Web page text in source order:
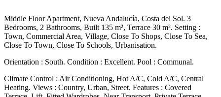
Middle Floor Apartment, Nueva Andalucía, Costa del Sol. 3
Bedrooms, 2 Bathrooms, Built 135 m², Terrace 30 m². Setting :
Town, Commercial Area, Village, Close To Shops, Close To Sea,
Close To Town, Close To Schools, Urbanisation.
Orientation : South. Condition : Excellent. Pool : Communal.
Climate Control : Air Conditioning, Hot A/C, Cold A/C, Central
Heating. Views : Country, Urban, Street. Features : Covered